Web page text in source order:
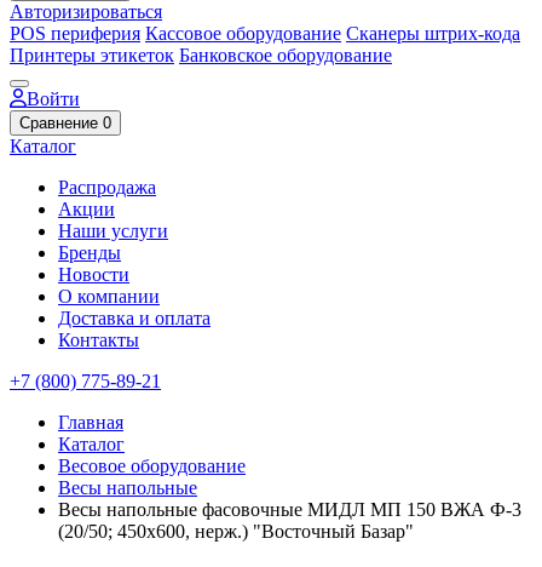
Авторизироваться
POS периферия Кассовое оборудование Сканеры штрих-кода
Принтеры этикеток Банковское оборудование
Войти
Сравнение 0
Каталог
Распродажа
Акции
Наши услуги
Бренды
Новости
О компании
Доставка и оплата
Контакты
+7 (800) 775-89-21
Главная
Каталог
Весовое оборудование
Весы напольные
Весы напольные фасовочные МИДЛ МП 150 ВЖА Ф-3
(20/50; 450х600, нерж.) "Восточный Базар"